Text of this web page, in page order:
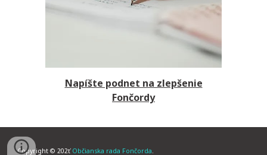
Napíšte podnet na zlepšenie
Fončordy
Copyright © 202ť Občianska rada Fončorda.